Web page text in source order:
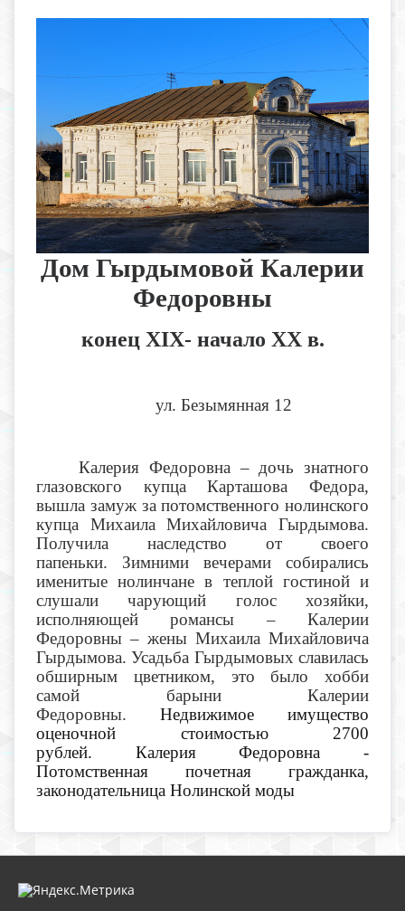
Дом Гырдымовой Калерии
Федоровны
конец XIX- начало XXв.
ул. Безымянная 12
Калерия Федоровна – дочь знатного
глазовского купца Карташова Федора,
вышла замуж за потомственного нолинского
купца Михаила Михайловича Гырдымова.
Получила наследство от своего
папеньки. Зимними вечерами собирались
именитые нолинчане в теплой гостиной и
слушали чарующий голос хозяйки,
исполняющей романсы – Калерии
Федоровны – жены Михаила Михайловича
Гырдымова.Усадьба Гырдымовых славилась
обширным цветником, это было хобби
самой барыни Калерии
Федоровны. Недвижимое имущество
оценочной стоимостью 2700
рублей. Калерия Федоровна -
Потомственная почетная гражданка,
законодательница Нолинской моды